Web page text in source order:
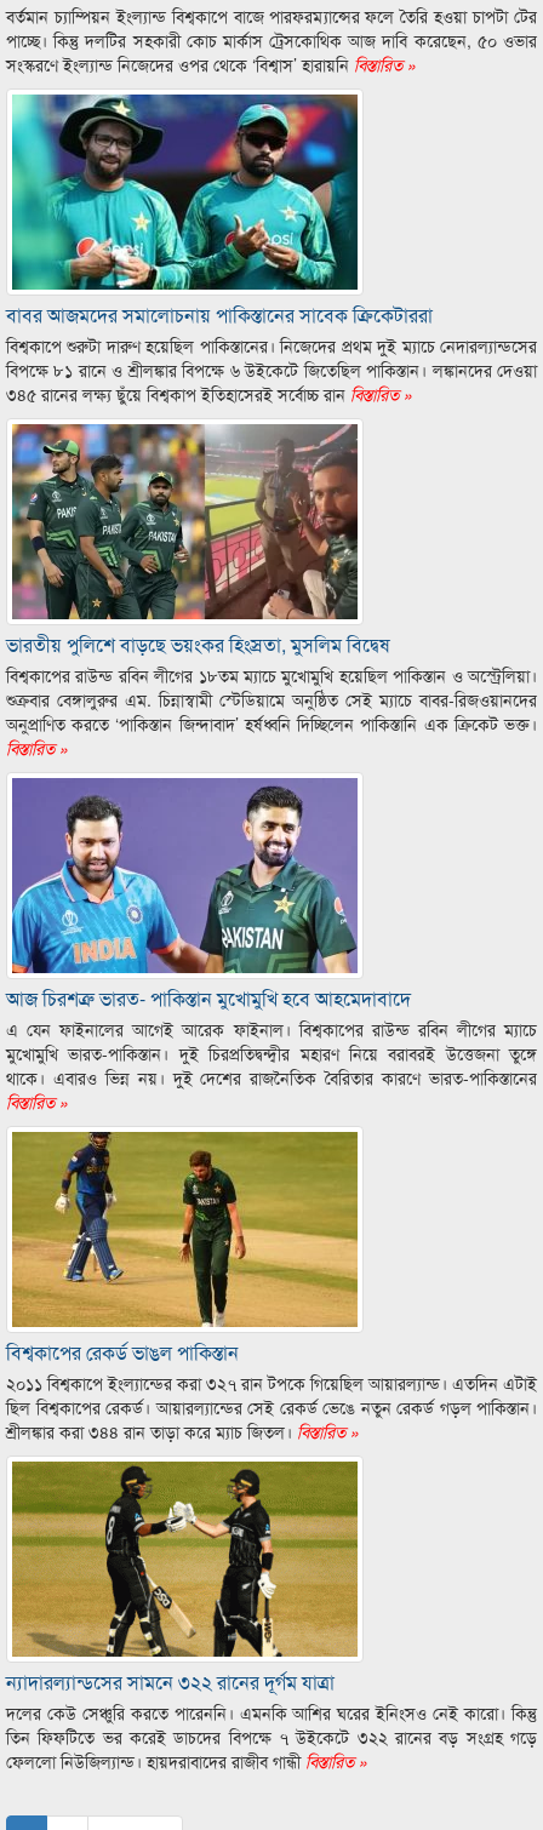
বর্তমান চ্যাম্পিয়ন ইংল্যান্ড বিশ্বকাপে বাজে পারফরম্যান্সের ফলে তৈরি হওয়া চাপটা টের
পাচ্ছে। কিন্তু দলটির সহকারী কোচ মার্কাস ট্রেসকোথিক আজ দাবি করেছেন, ৫০ ওভার
সংস্করণে ইংল্যান্ড নিজেদের ওপর থেকে ‘বিশ্বাস’ হারায়নি বিস্তারিত »
বাবর আজমদের সমালোচনায় পাকিস্তানের সাবেক ক্রিকেটাররা
বিশ্বকাপে শুরুটা দারুণ হয়েছিল পাকিস্তানের। নিজেদের প্রথম দুই ম্যাচে নেদারল্যান্ডসের
বিপক্ষে ৮১ রানে ও শ্রীলঙ্কার বিপক্ষে ৬ উইকেটে জিতেছিল পাকিস্তান। লঙ্কানদের দেওয়া
৩৪৫ রানের লক্ষ্য ছুঁয়ে বিশ্বকাপ ইতিহাসেরই সর্বোচ্চ রান বিস্তারিত »
ভারতীয় পুলিশে বাড়ছে ভয়ংকর হিংস্রতা, মুসলিম বিদ্বেষ
বিশ্বকাপের রাউন্ড রবিন লীগের ১৮তম ম্যাচে মুখোমুখি হয়েছিল পাকিস্তান ও অস্ট্রেলিয়া।
শুক্রবার বেঙ্গালুরুর এম. চিন্নাস্বামী স্টেডিয়ামে অনুষ্ঠিত সেই ম্যাচে বাবর-রিজওয়ানদের
অনুপ্রাণিত করতে ‘পাকিস্তান জিন্দাবাদ’ হর্ষধ্বনি দিচ্ছিলেন পাকিস্তানি এক ক্রিকেট ভক্ত।
বিস্তারিত »
আজ চিরশত্রু ভারত- পাকিস্তান মুখোমুখি হবে আহমেদাবাদে
এ যেন ফাইনালের আগেই আরেক ফাইনাল। বিশ্বকাপের রাউন্ড রবিন লীগের ম্যাচে
মুখোমুখি ভারত-পাকিস্তান। দুই চিরপ্রতিদ্বন্দ্বীর মহারণ নিয়ে বরাবরই উত্তেজনা তুঙ্গে
থাকে। এবারও ভিন্ন নয়। দুই দেশের রাজনৈতিক বৈরিতার কারণে ভারত-পাকিস্তানের
বিস্তারিত »
বিশ্বকাপের রেকর্ড ভাঙল পাকিস্তান
২০১১ বিশ্বকাপে ইংল্যান্ডের করা ৩২৭ রান টপকে গিয়েছিল আয়ারল্যান্ড। এতদিন এটাই
ছিল বিশ্বকাপের রেকর্ড। আয়ারল্যান্ডের সেই রেকর্ড ভেঙে নতুন রেকর্ড গড়ল পাকিস্তান।
শ্রীলঙ্কার করা ৩৪৪ রান তাড়া করে ম্যাচ জিতল। বিস্তারিত »
ন্যাদারল্যান্ডসের সামনে ৩২২ রানের দূর্গম যাত্রা
দলের কেউ সেঞ্চুরি করতে পারেননি। এমনকি আশির ঘরের ইনিংসও নেই কারো। কিন্তু
তিন ফিফটিতে ভর করেই ডাচদের বিপক্ষে ৭ উইকেটে ৩২২ রানের বড় সংগ্রহ গড়ে
ফেললো নিউজিল্যান্ড। হায়দরাবাদের রাজীব গান্ধীবিস্তারিত »